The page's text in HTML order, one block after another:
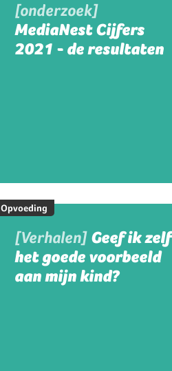
[onderzoek]
MediaNest Cijfers
2021 - de resultaten
Opvoeding
[Verhalen] Geef ik zelf
het goede voorbeeld
aan mijn kind?